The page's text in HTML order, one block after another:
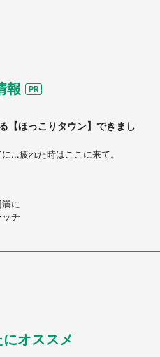
報
【ほっこりタウン】できまし
...疲れた時はここに来て。
に
チ
オススメ